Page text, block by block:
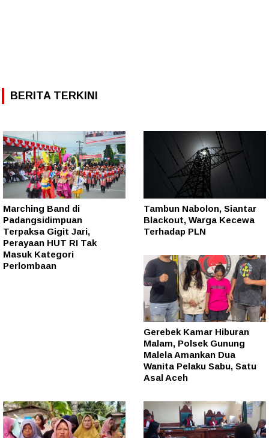
BERITA TERKINI
Marching Band di
Padangsidimpuan
Terpaksa Gigit Jari,
Perayaan HUT RI Tak
Masuk Kategori
Perlombaan
Tambun Nabolon, Siantar
Blackout, Warga Kecewa
Terhadap PLN
Gerebek Kamar Hiburan
Malam, Polsek Gunung
Malela Amankan Dua
Wanita Pelaku Sabu, Satu
Asal Aceh